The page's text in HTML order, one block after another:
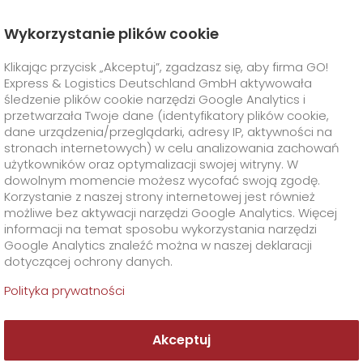
GO! Express
GO!Usługi Bezpośrednie
GO!Smart Express
Rozwiązania Branżowe
GO!Life Science
Transport przesyłek biologicznych
Rozwiązania logistyczne dla badań klinicznych
Transport dla hodowców koni
GO! Food Logistics
GO!GMO
>
GO!Automotive & Industry
Usługi Dodatkowe
Specjalne wymagania transportowe
GO! Dry Ice
Klient
Materiały opakowaniowe
Stacje GO! Express & Logistics
Katowice
Twoja stacja GO! Katowice
GO! Katowice
ul. Fabryczna 11
Tel. +48 32 307 1997
Wykorzystanie plików cookie
Klikając przycisk „Akceptuj”, zgadzasz się, aby firma GO!
Express & Logistics Deutschland GmbH aktywowała
śledzenie plików cookie narzędzi Google Analytics i
przetwarzała Twoje dane (identyfikatory plików cookie,
dane urządzenia/przeglądarki, adresy IP, aktywności na
stronach internetowych) w celu analizowania zachowań
użytkowników oraz optymalizacji swojej witryny. W
dowolnym momencie możesz wycofać swoją zgodę.
Korzystanie z naszej strony internetowej jest również
możliwe bez aktywacji narzędzi Google Analytics. Więcej
informacji na temat sposobu wykorzystania narzędzi
Google Analytics znaleźć można w naszej deklaracji
dotyczącej ochrony danych.
Polityka prywatności
Akceptuj